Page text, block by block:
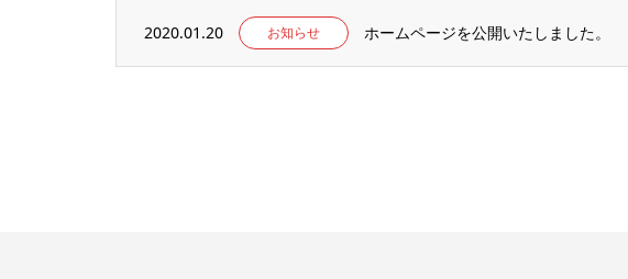
2020.01.20 お知らせ ホームページを公開いたしました。